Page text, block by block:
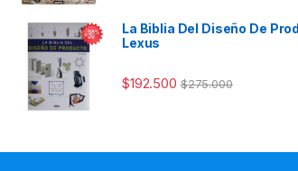
La Biblia Del Diseño De
Lexus
$192.500 $275.000